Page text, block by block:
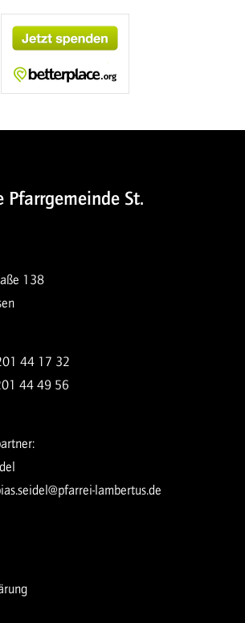
Pfarrgemeinde St.
138
44 17 32
44 49 56
lambertus.de